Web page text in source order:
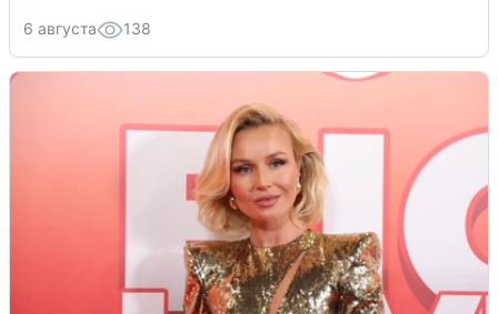
6 августа 138